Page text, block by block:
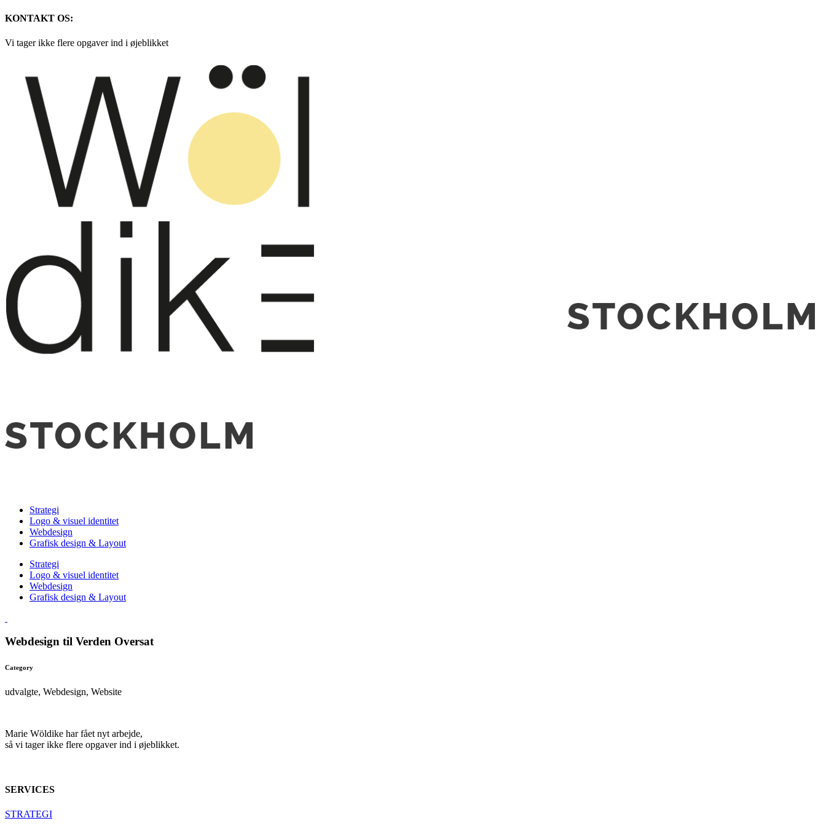
KONTAKT OS:
Vi tager ikke flere opgaver ind i øjeblikket
Strategi
Logo & visuel identitet
Webdesign
Grafisk design & Layout
Strategi
Logo & visuel identitet
Webdesign
Grafisk design & Layout
Webdesign til Verden Oversat
Category
udvalgte, Webdesign, Website
Marie Wöldike har fået nyt arbejde,
så vi tager ikke flere opgaver ind i øjeblikket.
SERVICES
STRATEGI